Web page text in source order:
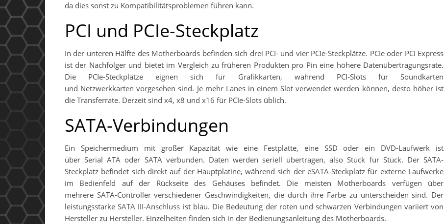
da dies sonst zu Kompatibilitätsproblemen führen kann.
PCI und PCIe-Steckplatz
In der unteren Hälfte des Motherboards befinden sich drei PCI- und vier PCIe-Steckplätze. PCIe oder PCI Express
ist der Nachfolger und bietet im Vergleich zu früheren Produkten pro Pin eine höhere Datenübertragungsrate.
Die PCIe-Steckplätze eignen sich für Grafikkarten, während PCI-Slots für Soundkarten
und Netzwerkkarten vorgesehen sind. Je mehr Lanes in einem Slot verwendet werden können, desto höher ist
die Transferrate. Derzeit sind x4, x8 und x16 für PCIe-Slots üblich.
SATA-Verbindungen
Ein Speichermedium mit großer Kapazität wie eine Festplatte, eine SSD oder ein DVD-Laufwerk ist
über Serial ATA oder SATA verbunden. Daten werden seriell übertragen, also Stück für Stück. Der SATA-
Steckplatz befindet sich direkt auf der Hauptplatine, während sich der eSATA-Steckplatz für externe Laufwerke
im Bedienfeld auf der Rückseite des Gehäuses befindet. Die meisten Motherboards verfügen über
mehrere SATA-Controller verschiedener Geschwindigkeiten, die durch ihre Farbe zu unterscheiden sind. Der
leistungsstarke SATA III-Anschluss ist blau. Die Bedeutung der roten und schwarzen Verbindungen variiert von
Hersteller zu Hersteller. Einzelheiten finden sich in der Bedienungsanleitung des Motherboards.